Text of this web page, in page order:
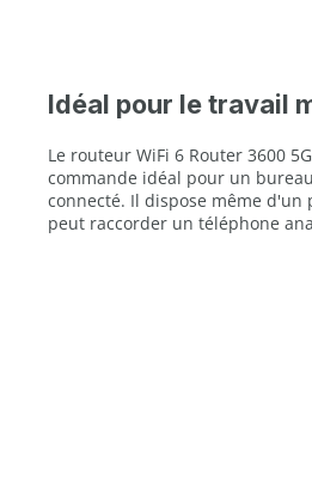
Idéal pour le travail
Le routeur WiFi 6 Router 3600
commande idéal pour un
connecté. Il dispose même d'un
peut raccorder un téléphone